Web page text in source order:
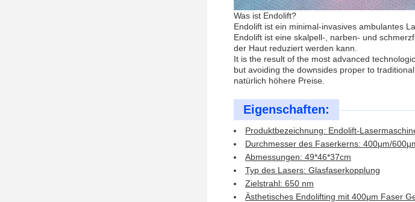
Was ist Endolift?
Endolift ist ein minimal-invasives ambulantes
Endolift ist eine skalpell-, narben- und
der Haut reduziert werden kann.
It is the result of the most advanced
but avoiding the downsides proper to
natürlich höhere Preise.
Eigenschaften:
Produktbezeichnung: Endolift-
Durchmesser des Faserkerns: 400μm/
Abmessungen: 49*46*37cm
Typ des Lasers: Glasfaserkopplung
Zielstrahl: 650 nm
Ästhetisches Endolifting mit 400μm Faser